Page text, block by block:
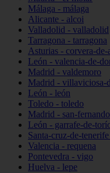
Málaga - málaga
Alicante - alcoi
Valladolid - valladolid
Tarragona - tarragona
Asturias - corvera-de-
León - valencia-de-
Madrid - valdemoro
Madrid - villaviciosa-
León - león
Toledo - toledo
Madrid - san-
León - garrafe-de-
Santa-cruz-de-
Valencia - requena
Pontevedra - vigo
Huelva - lepe